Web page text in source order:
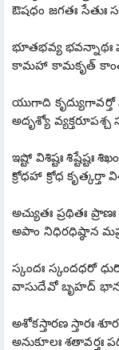
ఔషధం జగతః సేతుః
భూతభవ్య భవన్నాథః
కామహా కామకృత్ కాంతః
యుగాది
అదృశ్యో
ఇష్టో విశిష్టః శిష్టేష్టః
క్రోధహా క్రోధ
అచ్యుతః ప్రథితః
అపాం నిధిరధిష్ఠాన
స్కందః స్కందధరో
వాసుదేవో బృహద్
అశోకస్తారణ స్తారః
అనుకూలః శతావర్తః